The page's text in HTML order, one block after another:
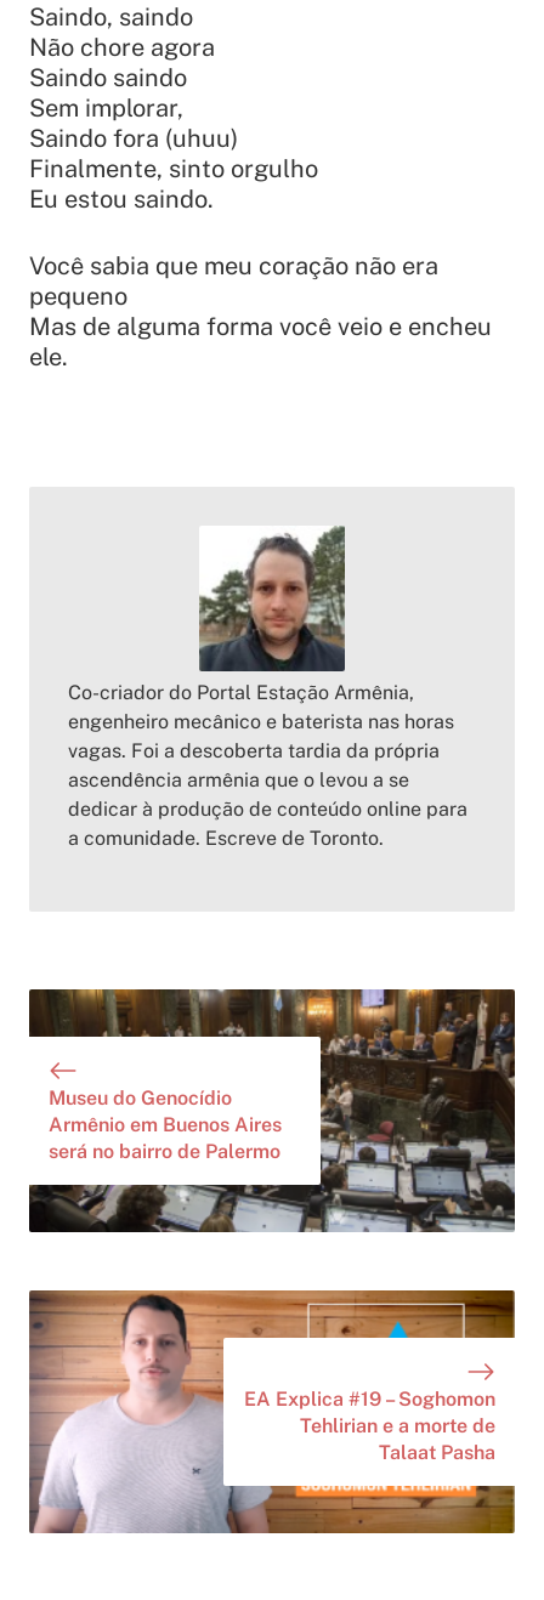
Saindo, saindo
Não chore agora
Saindo saindo
Sem implorar,
Saindo fora (uhuu)
Finalmente, sinto orgulho
Eu estou saindo.
Você sabia que meu coração não era
pequeno
Mas de alguma forma você veio e encheu
ele.
Co-criador do Portal Estação Armênia,
engenheiro mecânico e baterista nas horas
vagas. Foi a descoberta tardia da própria
ascendência armênia que o levou a se
dedicar à produção de conteúdo online para
a comunidade. Escreve de Toronto.
Museu do Genocídio
Armênio em Buenos Aires
será no bairro de Palermo
EA Explica #19 – Soghomon
Tehlirian e a morte de
Talaat Pasha